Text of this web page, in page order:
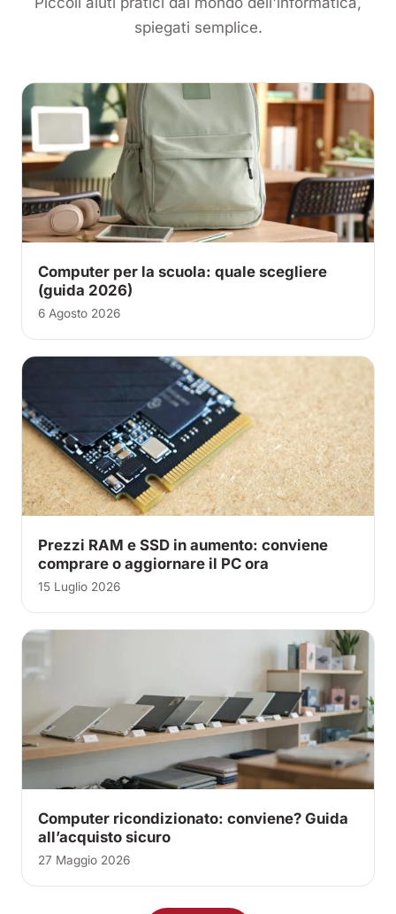
spiegati semplice.
Computer per la scuola: quale scegliere
(guida 2026)
6 Agosto 2026
Prezzi RAM e SSD in aumento: conviene
comprare o aggiornare il PC ora
15 Luglio 2026
Computer ricondizionato: conviene? Guida
all’acquisto sicuro
27 Maggio 2026